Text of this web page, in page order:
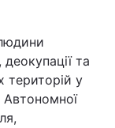
та
територій у
Автономної